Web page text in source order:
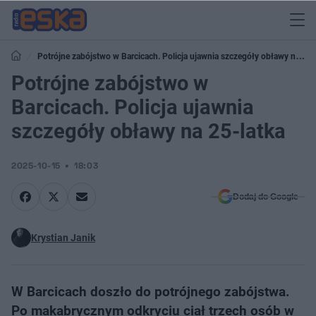
Potrójne zabójstwo w Barcicach. Policja ujawnia szczegóły obławy na
25-latka
Potrójne zabójstwo w
Barcicach. Policja ujawnia
szczegóły obławy na 25-latka
2025-10-15 18:03
Dodaj do Google
Krystian Janik
W Barcicach doszło do potrójnego zabójstwa.
Po makabrycznym odkryciu ciał trzech osób w